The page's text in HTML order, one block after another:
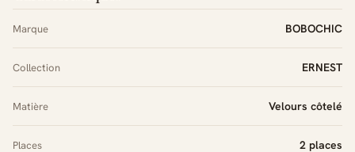
Marque BOBOCHIC
Collection ERNEST
Matière Velours côtelé
Places 2 places